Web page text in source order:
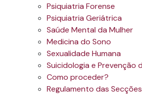
Psiquiatria Forense
Psiquiatria Geriátrica
Saúde Mental da Mulher
Medicina do Sono
Sexualidade Humana
Suicidologia e Prevenção
Como proceder?
Regulamento das